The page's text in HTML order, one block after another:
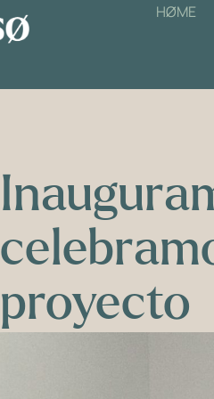
HØME
proyecto